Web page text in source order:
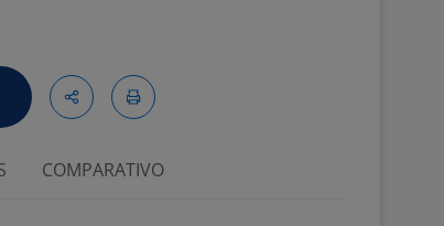
COMPARATIVO